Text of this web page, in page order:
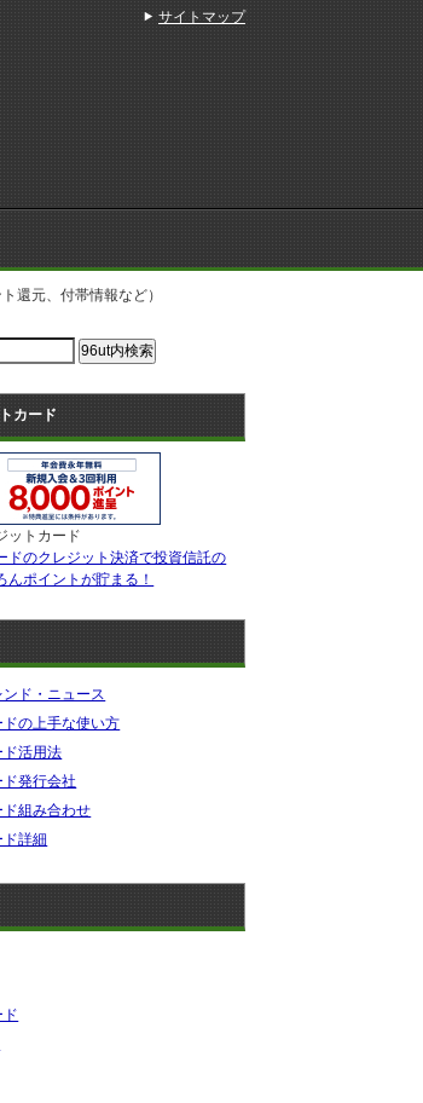
還元、付帯情報など）
カード
ットカード
ドのクレジット決済で投資信託の
んポイントが貯まる！
ド・ニュース
の上手な使い方
ド活用法
発行会社
組み合わせ
詳細
ド
サイトマップ